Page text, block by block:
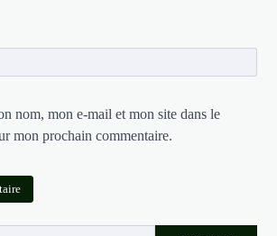
nom, mon e-mail et mon site dans le
mon prochain commentaire.